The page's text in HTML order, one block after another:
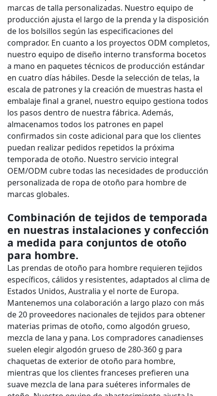
marcas de talla personalizadas. Nuestro equipo de
producción ajusta el largo de la prenda y la disposición
de los bolsillos según las especificaciones del
comprador. En cuanto a los proyectos ODM completos,
nuestro equipo de diseño interno transforma bocetos
a mano en paquetes técnicos de producción estándar
en cuatro días hábiles. Desde la selección de telas, la
escala de patrones y la creación de muestras hasta el
embalaje final a granel, nuestro equipo gestiona todos
los pasos dentro de nuestra fábrica. Además,
almacenamos todos los patrones en papel
confirmados sin coste adicional para que los clientes
puedan realizar pedidos repetidos la próxima
temporada de otoño. Nuestro servicio integral
OEM/ODM cubre todas las necesidades de producción
personalizada de ropa de otoño para hombre de
marcas globales.
Combinación de tejidos de temporada
en nuestras instalaciones y confección
a medida para conjuntos de otoño
para hombre.
Las prendas de otoño para hombre requieren tejidos
específicos, cálidos y resistentes, adaptados al clima de
Estados Unidos, Australia y el norte de Europa.
Mantenemos una colaboración a largo plazo con más
de 20 proveedores nacionales de tejidos para obtener
materias primas de otoño, como algodón grueso,
mezcla de lana y pana. Los compradores canadienses
suelen elegir algodón grueso de 280-360 g para
chaquetas de exterior de otoño para hombre,
mientras que los clientes franceses prefieren una
suave mezcla de lana para suéteres informales de